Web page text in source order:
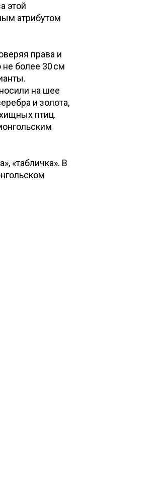
этой
атрибутом
права и
более 30 см
на шее
и золота,
птиц.
«табличка». В